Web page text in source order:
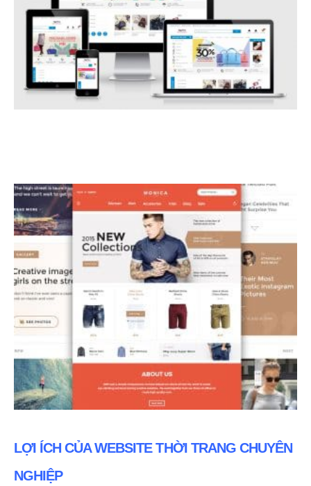
LỢI ÍCH CỦA WEBSITE THỜI TRANG CHUYÊN
NGHIỆP